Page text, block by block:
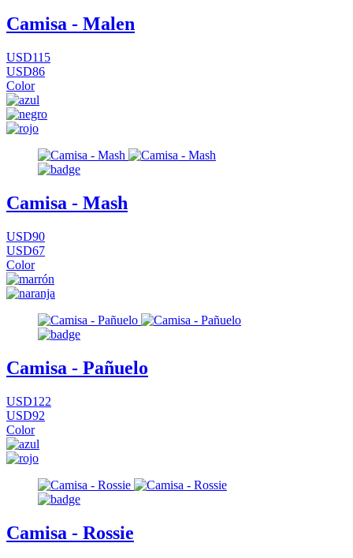
Camisa - Malen
USD115
USD86
Color
Camisa - Mash
USD90
USD67
Color
Camisa - Pañuelo
USD122
USD92
Color
Camisa - Rossie